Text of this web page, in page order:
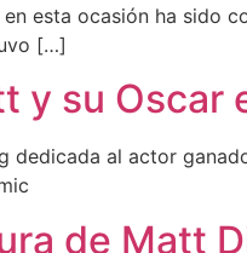
esta ocasión ha sido
[…]
y su Oscar
dedicada al actor
de Matt